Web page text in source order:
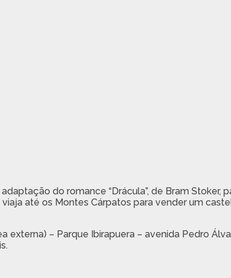
do romance “Drácula”, de Bram Stoker,
até os Montes Cárpatos para vender um
externa) – Parque Ibirapuera – avenida Pedro